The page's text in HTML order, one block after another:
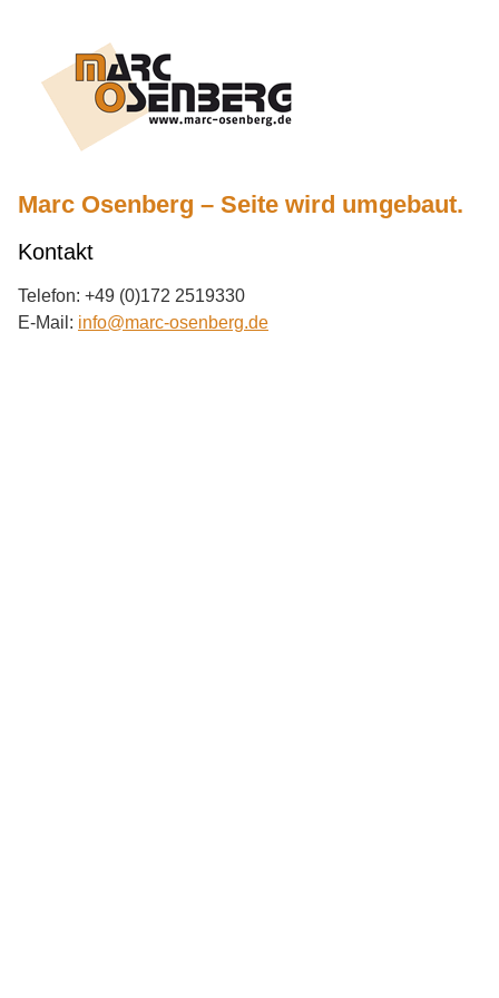
Marc Osenberg – Seite wird umgebaut.
Kontakt
Telefon: +49 (0)172 2519330
E-Mail: info@marc-osenberg.de